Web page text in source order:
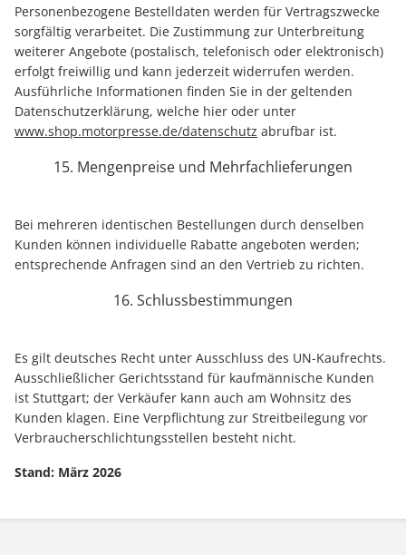
Personenbezogene Bestelldaten werden für Vertragszwecke
sorgfältig verarbeitet. Die Zustimmung zur Unterbreitung
weiterer Angebote (postalisch, telefonisch oder elektronisch)
erfolgt freiwillig und kann jederzeit widerrufen werden.
Ausführliche Informationen finden Sie in der geltenden
Datenschutzerklärung, welche hier oder unter
www.shop.motorpresse.de/datenschutz abrufbar ist.
15. Mengenpreise und Mehrfachlieferungen
Bei mehreren identischen Bestellungen durch denselben
Kunden können individuelle Rabatte angeboten werden;
entsprechende Anfragen sind an den Vertrieb zu richten.
16. Schlussbestimmungen
Es gilt deutsches Recht unter Ausschluss des UN-Kaufrechts.
Ausschließlicher Gerichtsstand für kaufmännische Kunden
ist Stuttgart; der Verkäufer kann auch am Wohnsitz des
Kunden klagen. Eine Verpflichtung zur Streitbeilegung vor
Verbraucherschlichtungsstellen besteht nicht.
Stand: März 2026